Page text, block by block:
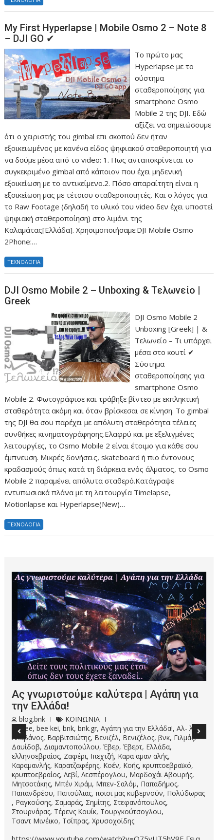
My First Hyperlapse | Mobile Οsmo 2 – Note 8
– DJI GO ✔
Το πρώτο μας
Hyperlapse με το
σύστημα
σταθεροποίησης για
smartphone Osmo
Mobile 2 της DJI. Εδώ
αξίζει να σημειώσουμε
ότι ο χειριστής του gimbal επι σκοπού δεν ήταν
εξοικειωμένος με κανένα είδος ψηφιακού σταθεροποιητή για
να δούμε μέσα από το video: 1. Πως ανταποκρίνεται το
συγκεκριμένο gimbal από κάποιον που έχει μηδενική
εξοικείωση με το αντικείμενο.2. Πόσο απαραίτητη είναι η
εξοικείωση μας με τέτοιου σταθεροποιητές. Και ο λόγος για
το Raw Footage (δηλαδή το υλικό του video δεν έχει υποστεί
ψηφιακή σταθεροποίηση) στο λιμάνι της
Καλαμάτας[Ελλάδα]. Χρησιμοποιήσαμε:DJI Μobile Οsmo
2Phone:…
ΤΕΧΝΟΛΟΓΙΑ
DJI Osmo Mobile 2 – Unboxing & Τελωνείο |
Greek
DJI Osmo Mobile 2
Unboxing [Greek] | &
Τελωνείο – Τι υπάρχει
μέσα στο κουτί ✔
Σύστημα
σταθεροποίησης για
smartphone Osmo
Mobile 2. Φωτογράφισε και τράβηξε βίντεο με εκπληκτική
σταθερότητα ακόμη και όταν βρίσκεσαι σε κίνηση. Το gimbal
της DJI θα σου παρέχει με απόλυτη σταθερότητα τέλειες
συνθήκες κινηματογράφησης.Ελαφρύ και με εξελιγμένες
λειτουργίες, το Osmo Mobile 2 είναι έτοιμο για κάθε σου
έμπνευση. Μικρές δονήσεις, skateboard ή πιο έντονους
κραδασμούς όπως κατά τη διάρκεια ενός άλματος, το Osmo
Mobile 2 παραμένει απόλυτα σταθερό.Κατάγραψε
εντυπωσιακά πλάνα με τη λειτουργία Timelapse,
Motionlapse και Hyperlapse(New)…
ΤΕΧΝΟΛΟΓΙΑ
Visit Greece..visit Ellada | Ο Πύργος των
Καπετανάκηδων (drone)
blog.bnk ΤΑΞΙΔΙΑ
bee,beekei, Bill Kormas,bk,bkteam,bnk,bnk.gr,
visit Ellada,Visit Greece,βνκ,βνκ.γρ,
Κάστρο των Καπετανάκηδων,Ο Πύργος,
Ο Πύργος των Καπετανάκηδων,Πελοπόννησος,
Σωτηριάνικα,Τρικότσοβα
https://www.youtube.com/watch?v=i50yFaCbDss&t=1s Ο
Πύργος των Καπετανάκηδων, γνωστός και ως Κ…
Read More